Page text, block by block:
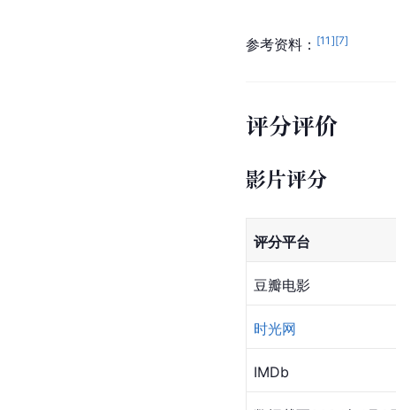
参考资料： [11 ][7]
评分评价
影片评分
评分平台
豆瓣电影
时光网
IMDb